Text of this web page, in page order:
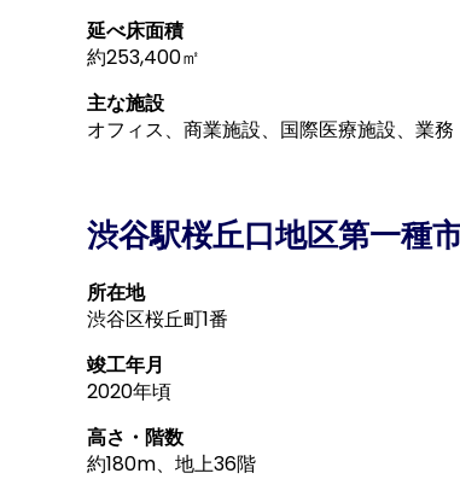
延べ床面積
約253,400㎡
主な施設
オフィス、商業施設、国際医療施設、業
渋谷駅桜丘口地区第一種
所在地
渋谷区桜丘町1番
竣工年月
2020年頃
高さ・階数
約180m、地上36階